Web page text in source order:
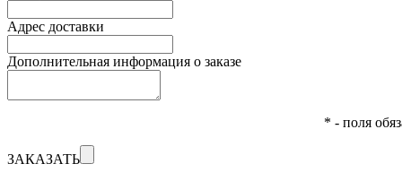
Адрес доставки
Дополнительная информация о заказе
* - поля
ЗАКАЗАТЬ